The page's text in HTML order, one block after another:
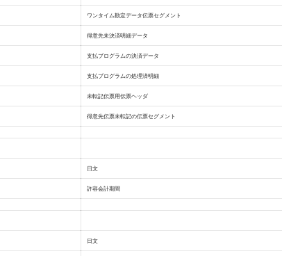
ワンタイム勘定データ伝票セグメント
得意先未決済明細データ
支払プログラムの決済データ
支払プログラムの処理済明細
未転記伝票用伝票ヘッダ
得意先伝票未転記の伝票セグメント
日文
許容会計期間
日文